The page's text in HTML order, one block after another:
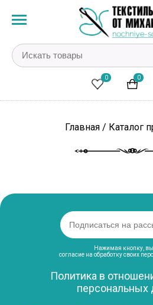
0 0
Главная/ Каталог
Нажимая кнопку, вы
согласие на обработку своих
Политика в
персональных